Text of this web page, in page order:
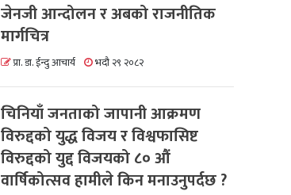
जेनजी आन्दोलन र अबको राजनीतिक
मार्गचित्र
प्रा. डा. ईन्दु आचार्य भदौ २९ २०८२
चिनियाँ जनताको जापानी आक्रमण
विरुद्दको युद्ध विजय र विश्वफासिष्ट
विरुद्दको युद्द विजयको ८० औं
वार्षिकोत्सव हामीले किन मनाउनुपर्दछ ?